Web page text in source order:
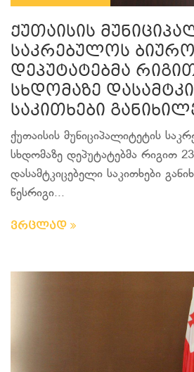
ქუთაისის
საკრებულოს
დეპუტატებმა
სხდომაზე
საკითხები
ქუთაისის მუნიციპალიტეტის
სხდომაზე დეპუტატებმა რიგით
დასამტკიცებელი საკითხები
წესრიგი...
ვრცლად